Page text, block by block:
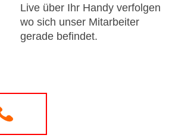
Live über Ihr Handy verfolgen
wo sich unser Mitarbeiter
gerade befindet.